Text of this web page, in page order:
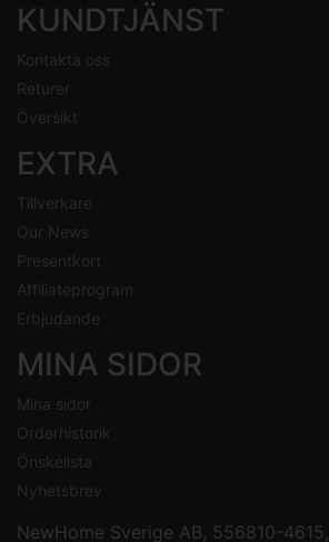
KUNDTJÄNST
Kontakta oss
Returer
Översikt
EXTRA
Tillverkare
Our News
Presentkort
Affiliateprogram
Erbjudande
MINA SIDOR
Mina sidor
Orderhistorik
Önskelista
Nyhetsbrev
NewHome Sverige AB, 556810-4615,